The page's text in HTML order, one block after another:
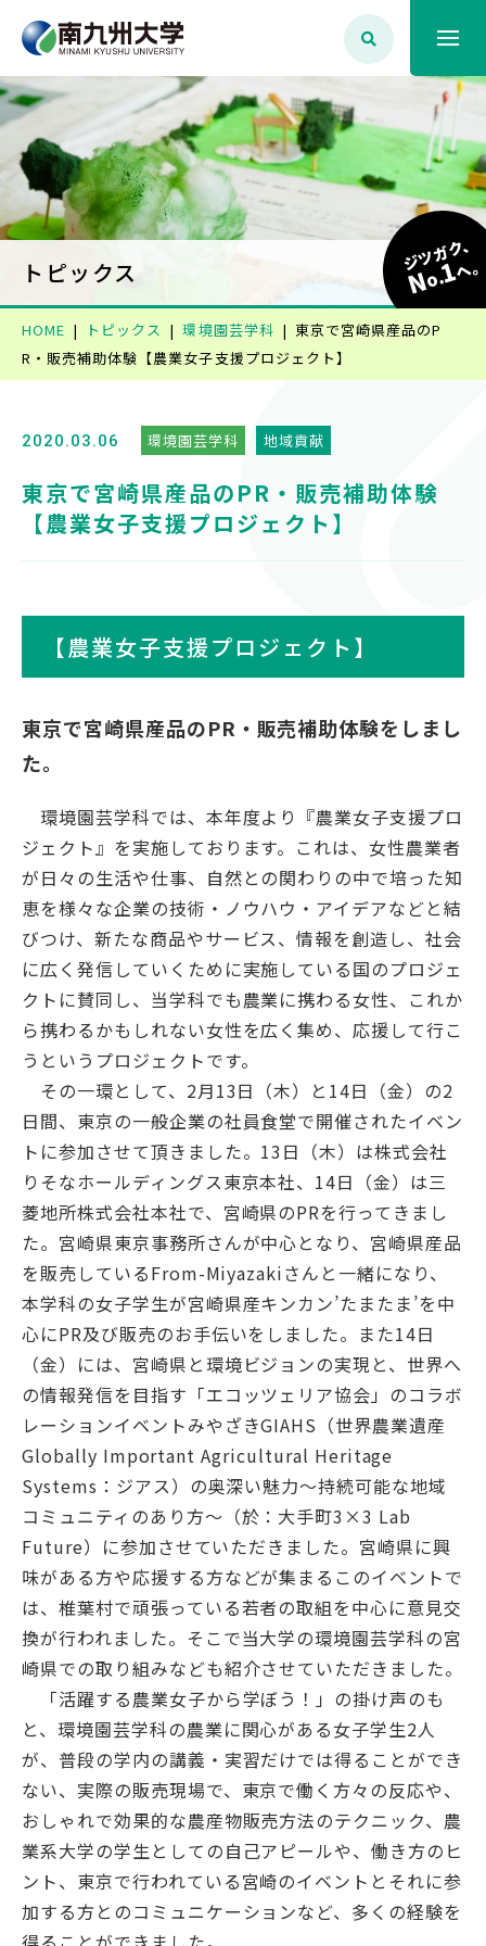
大学案内
学生生活
学部学科・大学院
就職・資格
対象者別
受験生の方
高校教員の方
卒業生の方
OFFICIAL SNS
南九州大学公式SNS
English Việt Nam
アクセス
イベント
お問い合わせ
資料請求
寄附のお願い
情報公開
採用情報
関連リンク
個人情報保護方針
トピックス ジツガク、
No.1へ
HOME トピックス 環境園芸学科
東京で宮崎県産品のP
R・販売補助体験【農業女子支援プロジェクト】
2020.03.06 環境園芸学科 地域貢献
東京で宮崎県産品のPR・販売補助体験
【農業女子支援プロジェクト】
【農業女子支援プロジェクト】
東京で宮崎県産品のPR・販売補助体験をしまし
た。
環境園芸学科では、本年度より『農業女子支援プロ
ジェクト』を実施しております。これは、女性農業者
が日々の生活や仕事、自然との関わりの中で培った知
恵を様々な企業の技術・ノウハウ・アイデアなどと結
びつけ、新たな商品やサービス、情報を創造し、社会
に広く発信していくために実施している国のプロジェ
クトに賛同し、当学科でも農業に携わる女性、これか
ら携わるかもしれない女性を広く集め、応援して行こ
うというプロジェクトです。
その一環として、2月13日（木）と14日（金）の2
日間、東京の一般企業の社員食堂で開催されたイベン
トに参加させて頂きました。13日（木）は株式会社
りそなホールディングス東京本社、14日（金）は三
菱地所株式会社本社で、宮崎県のPRを行ってきまし
た。宮崎県東京事務所さんが中心となり、宮崎県産品
を販売しているFrom-Miyazakiさんと一緒になり、
本学科の女子学生が宮崎県産キンカン’たまたま’を中
心にPR及び販売のお手伝いをしました。また14日
（金）には、宮崎県と環境ビジョンの実現と、世界へ
の情報発信を目指す「エコッツェリア協会」のコラボ
レーションイベントみやざきGIAHS（世界農業遺産
Globally Important Agricultural Heritage
Systems：ジアス）の奥深い魅力～持続可能な地域
コミュニティのあり方～（於：大手町3×3 Lab
Future）に参加させていただきました。宮崎県に興
味がある方や応援する方などが集まるこのイベントで
は、椎葉村で頑張っている若者の取組を中心に意見交
換が行われました。そこで当大学の環境園芸学科の宮
崎県での取り組みなども紹介させていただきました。
「活躍する農業女子から学ぼう！」の掛け声のも
と、環境園芸学科の農業に関心がある女子学生2人
が、普段の学内の講義・実習だけでは得ることができ
ない、実際の販売現場で、東京で働く方々の反応や、
おしゃれで効果的な農産物販売方法のテクニック、農
業系大学の学生としての自己アピールや、働き方のヒ
ント、東京で行われている宮崎のイベントとそれに参
加する方とのコミュニケーションなど、多くの経験を